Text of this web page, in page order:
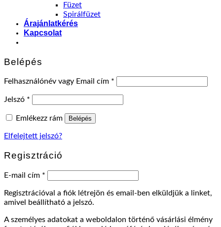
Füzet
Spirálfüzet
Árajánlatkérés
Kapcsolat
Belépés
Felhasználónév vagy Email cím *
Jelszó *
Emlékezz rám Belépés
Elfelejtett jelszó?
Regisztráció
E-mail cím *
Regisztrációval a fiók létrejön és email-ben elküldjük a linket,
amivel beállítható a jelszó.
A személyes adatokat a weboldalon történő vásárlási élmény